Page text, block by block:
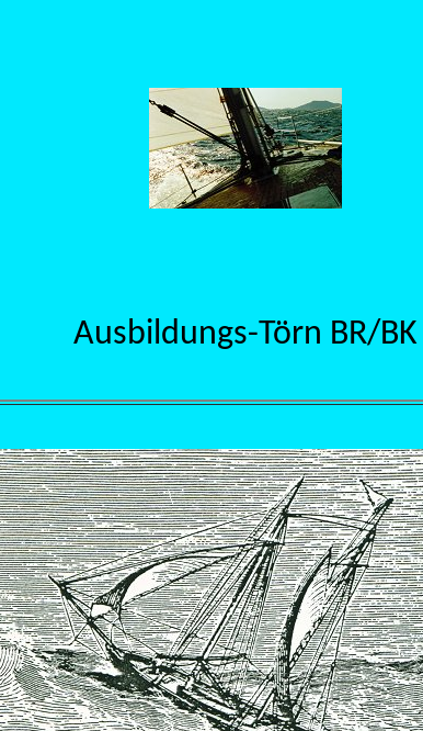
Ausbildungs-Törn BR/BK